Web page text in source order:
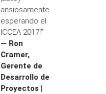
ansiosamente
esperando el
ICCEA 2017!”
— Ron
Cramer,
Gerente de
Desarrollo de
Proyectos |